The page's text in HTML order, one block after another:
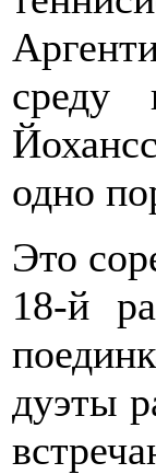
среду
одно
Это
18-й
дуэты